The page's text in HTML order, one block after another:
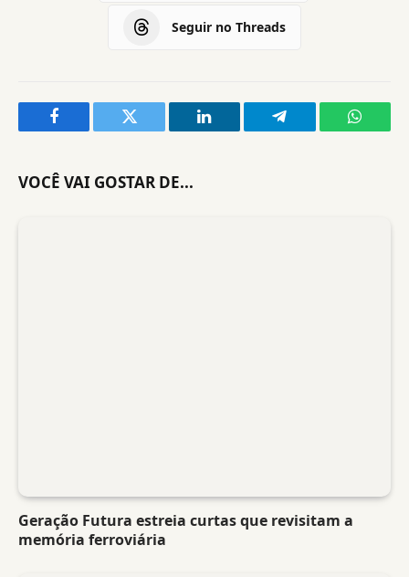
Seguir no Threads
Facebook Twitter LinkedIn Telegram
VOCÊ VAI GOSTAR DE...
Geração Futura estreia curtas que revisitam a
memória ferroviária